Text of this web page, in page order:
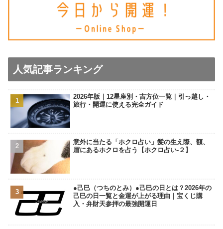
人気記事ランキング
2026年版｜12星座別・吉方位一覧｜引っ越し・
旅行・開運に使える完全ガイド
意外に当たる「ホクロ占い」髪の生え際、額、
眉にあるホクロを占う【ホクロ占い‐２】
●己巳（つちのとみ）●己巳の日とは？2026年の
己巳の日一覧と金運が上がる理由｜宝くじ購
入・弁財天参拝の最強開運日